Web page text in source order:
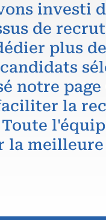
investi
de
plus
notre page
la
la